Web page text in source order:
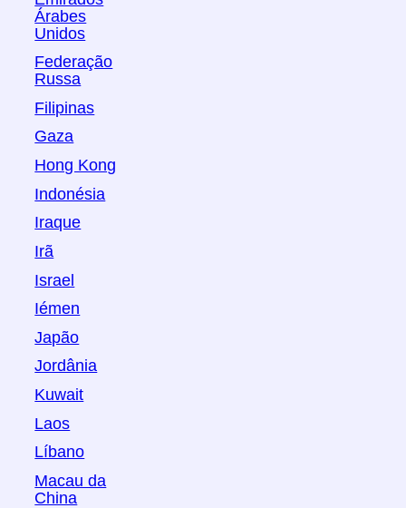
Árabes
Unidos
Federação
Russa
Filipinas
Gaza
Hong Kong
Indonésia
Iraque
Irã
Israel
Iémen
Japão
Jordânia
Kuwait
Laos
Líbano
Macau da
China